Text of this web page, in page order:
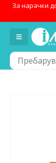
За нарачки